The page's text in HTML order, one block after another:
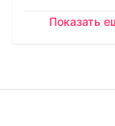
Показать